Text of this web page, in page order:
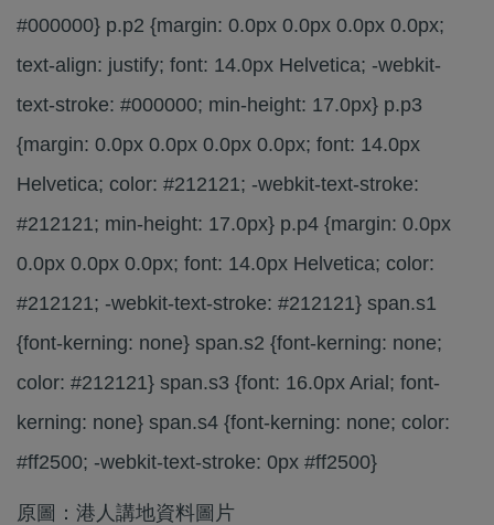
#000000} p.p2 {margin: 0.0px 0.0px 0.0px 0.0px;
text-align: justify; font: 14.0px Helvetica; -webkit-
text-stroke: #000000; min-height: 17.0px} p.p3
{margin: 0.0px 0.0px 0.0px 0.0px; font: 14.0px
Helvetica; color: #212121; -webkit-text-stroke:
#212121; min-height: 17.0px} p.p4 {margin: 0.0px
0.0px 0.0px 0.0px; font: 14.0px Helvetica; color:
#212121; -webkit-text-stroke: #212121} span.s1
{font-kerning: none} span.s2 {font-kerning: none;
color: #212121} span.s3 {font: 16.0px Arial; font-
kerning: none} span.s4 {font-kerning: none; color:
#ff2500; -webkit-text-stroke: 0px #ff2500}
原圖：港人講地資料圖片